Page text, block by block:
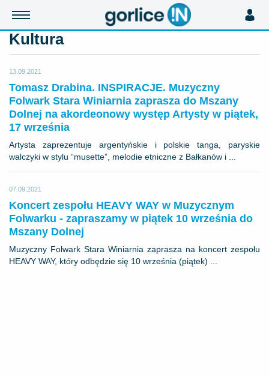
Kultura
13.09.2021
Tomasz Drabina. INSPIRACJE. Muzyczny
Folwark Stara Winiarnia zaprasza do Mszany
Dolnej na akordeonowy występ Artysty w piątek,
17 września
Artysta zaprezentuje argentyńskie i polskie tanga, paryskie
walczyki w stylu “musette”, melodie etniczne z Bałkanów i ...
07.09.2021
Koncert zespołu HEAVY WAY w Muzycznym
Folwarku - zapraszamy w piątek 10 września do
Mszany Dolnej
Muzyczny Folwark Stara Winiarnia zaprasza na koncert zespołu
HEAVY WAY, który odbędzie się 10 września (piątek) ...